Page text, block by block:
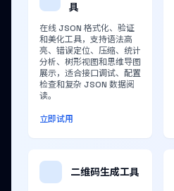
具
在线 JSON 格式化、验证
和美化工具，支持语法高
亮、错误定位、压缩、统计
分析、树形视图和思维导图
展示，适合接口调试、配置
检查和复杂 JSON 数据阅
读。
立即试用
二维码生成工具